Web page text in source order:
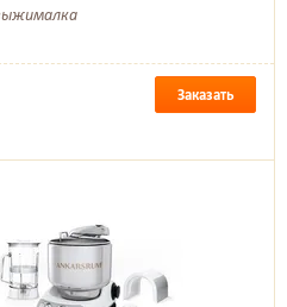
Заказать